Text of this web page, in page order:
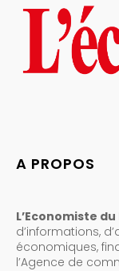
A PROPOS
L’Economiste du
d’informations,
économiques,
l’Agence de